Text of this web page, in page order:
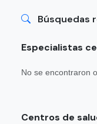
Búsquedas
Especialistas
No se encontraron
Centros de